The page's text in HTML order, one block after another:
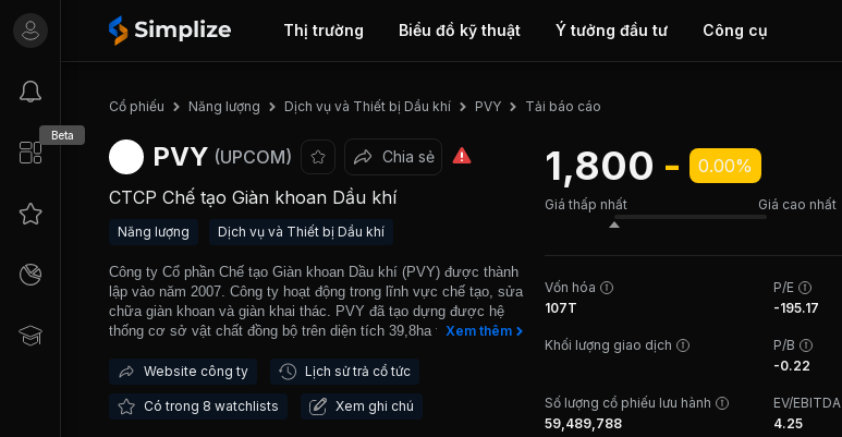
Thị trường Biểu đồ kỹ thuật Ý tưởng đầu tư Công cụ
Beta
Cổ phiếu Năng lượng Dịch vụ và Thiết bị Dầu khí PVY Tải báo cáo
PVY (UPCOM) Chia sẻ
CTCP Chế tạo Giàn khoan Dầu khí
Năng lượng Dịch vụ và Thiết bị Dầu khí
Công ty Cổ phần Chế tạo Giàn khoan Dầu khí (PVY) được thành
lập vào năm 2007. Công ty hoạt động trong lĩnh vực chế tạo, sửa
chữa giàn khoan và giàn khai thác. PVY đã tạo dựng được hệ
thống cơ sở vật chất đồng bộ trên diện tích 39,8ha tại khu vực
sửa chữa, đóng mới các loại gian khoan tự nâng. Hệ thống cơ
khoan cùng lúc. Công ty là đơn vị chế tạo được giàn khoan tự
Xem thêm
Website công ty Lịch sử trả cổ tức
Có trong 8 watchlists Xem ghi chú
1,800 - 0.00%
Giá thấp nhất
Giá cao nhất
Vốn hóa
107T
P/E
-195.17
Khối lượng giao dịch
P/B
-0.22
Số lượng cổ phiếu lưu hành
59,489,788
EV/EBITDA
4.25